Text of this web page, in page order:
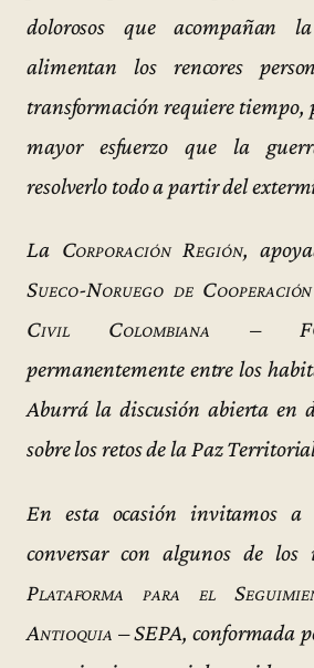
dolorosos que acompañan
alimentan los rencores
transformación requiere tiempo,
mayor esfuerzo que la
resolverlo todo a partir del
La Corporación Región,
Sueco-Noruego de
Civil Colombiana –
permanentemente entre los
Aburrá la discusión abierta en
sobre los retos de la Paz
En esta ocasión invitamos
conversar con algunos de los
Plataforma para el
Antioquia – SEPA, conformada